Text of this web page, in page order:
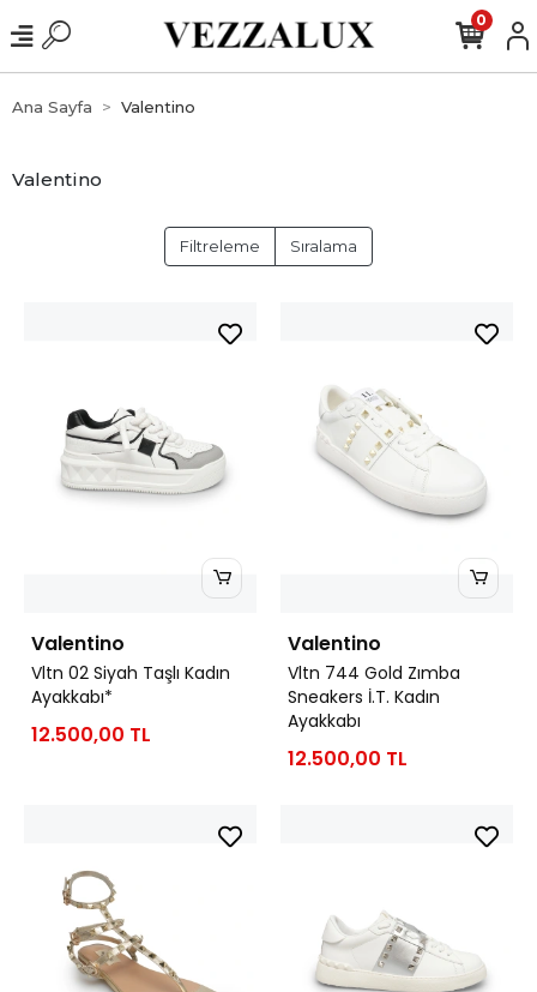
0
Ana Sayfa Valentino
Valentino
Filtreleme Sıralama
Valentino
Vltn 02 Siyah Taşlı Kadın
Ayakkabı*
12.500,00 TL
Valentino
Vltn 744 Gold Zımba
Sneakers İ.T. Kadın
Ayakkabı
12.500,00 TL